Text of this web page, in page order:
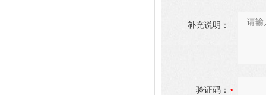
补充说明：
验证码：